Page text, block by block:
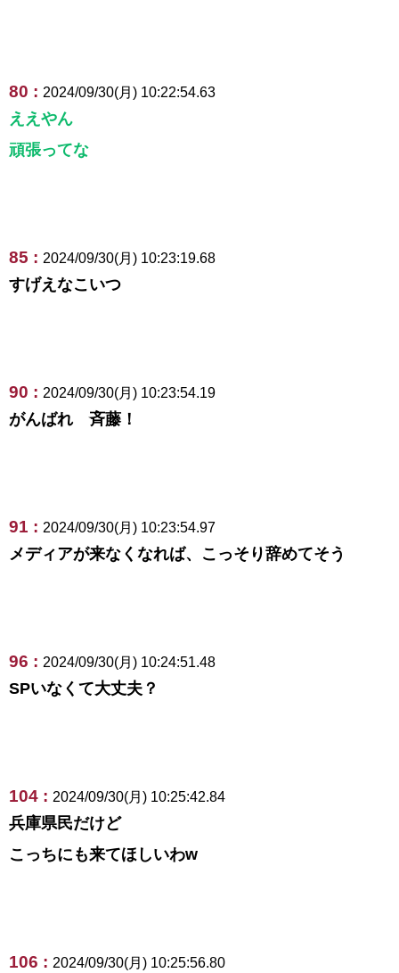
80 : 2024/09/30(月) 10:22:54.63
ええやん
頑張ってな
85 : 2024/09/30(月) 10:23:19.68
すげえなこいつ
90 : 2024/09/30(月) 10:23:54.19
がんばれ 斉藤！
91 : 2024/09/30(月) 10:23:54.97
メディアが来なくなれば、こっそり辞めてそう
96 : 2024/09/30(月) 10:24:51.48
SPいなくて大丈夫？
104 : 2024/09/30(月) 10:25:42.84
兵庫県民だけど
こっちにも来てほしいわw
106 : 2024/09/30(月) 10:25:56.80